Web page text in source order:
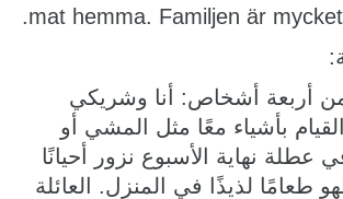
mat hemma. Familjen är
أربعة أشخاص: أنا وشريكي
بأشياء معًا مثل المشي أو
عطلة نهاية الأسبوع نزور أحيانًا
طعامًا لذيذًا في المنزل. العائلة